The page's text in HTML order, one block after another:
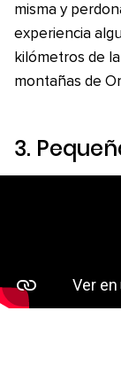
misma y
experiencia
kilómetros de
montañas de
3.